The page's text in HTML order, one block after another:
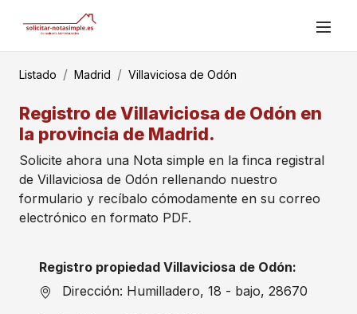
Listado Madrid Villaviciosa de Odón
Registro de Villaviciosa de Odón en
la provincia de Madrid.
Solicite ahora una Nota simple en la finca registral
de Villaviciosa de Odón rellenando nuestro
formulario y recíbalo cómodamente en su correo
electrónico en formato PDF.
Registro propiedad Villaviciosa de Odón:
Dirección: Humilladero, 18 - bajo, 28670